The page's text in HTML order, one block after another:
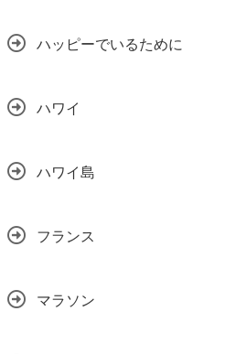
ハッピーでいるために
ハワイ
ハワイ島
フランス
マラソン